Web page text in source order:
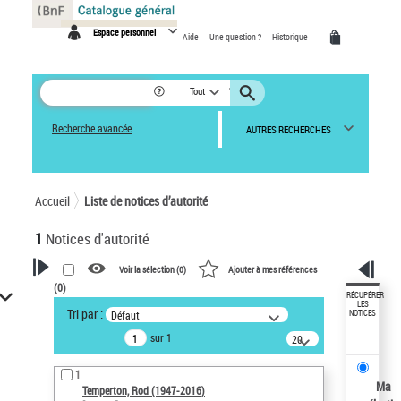
Espace personnel Aide Une question ? Historique
Tout
Recherche avancée AUTRES RECHERCHES
Accueil Liste de notices d’autorité
1 Notices d'autorité
VOTRE RECHERCHE
Recherche avancée dans les
notices d’autorité
Œuvres liées à l'auteur :
Temperton, Rod (1947-2016)
Voir la sélection (0) Ajouter à mes références
(0)
Tri par : Défaut
sur 1
20
résultats/page
1
Temperton, Rod (1947-2016)
RÉCUPÉRER
LES
NOTICES
Ma
Panneau de gestion des cookies